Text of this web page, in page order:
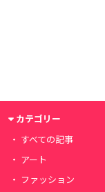
カテゴリー
すべての記事
アート
ファッション